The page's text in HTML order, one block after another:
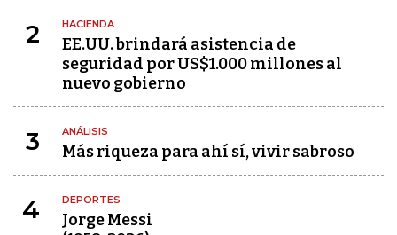
2 HACIENDA
EE.UU. brindará asistencia de
seguridad por US$1.000 millones al
nuevo gobierno
3 ANÁLISIS
Más riqueza para ahí sí, vivir sabroso
4 DEPORTES
Jorge Messi